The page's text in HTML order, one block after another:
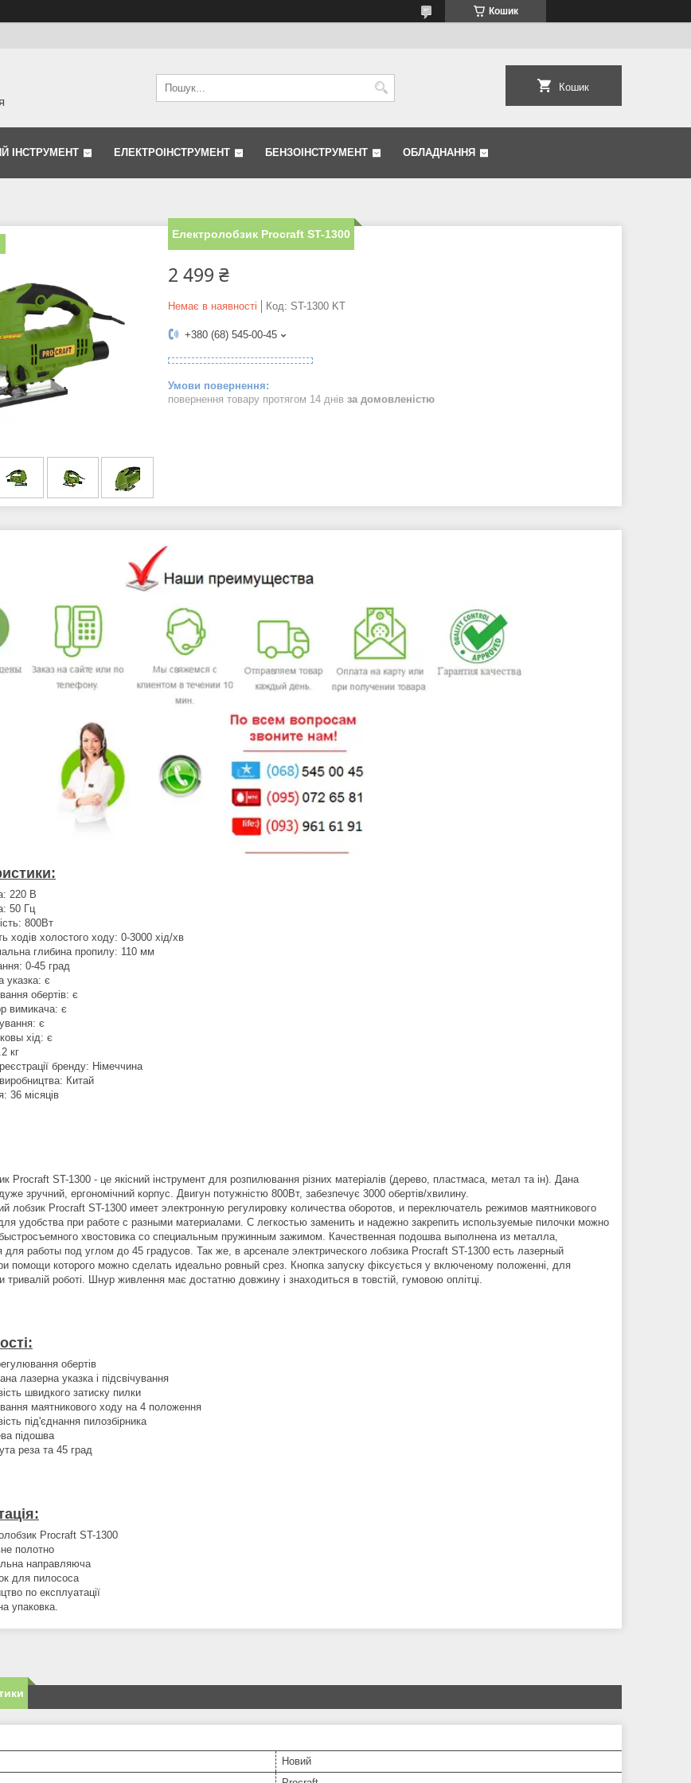
Кошик
Кошик
ІНСТРУМЕНТ ЕЛЕКТРОІНСТРУМЕНТ БЕНЗОІНСТРУМЕНТ ОБЛАДНАННЯ
Електролобзик Procraft ST-1300
2 499 ₴
Немає в наявності Код: ST-1300 KT
+380 (68) 545-00-45
повернення товару протягом 14 днів за домовленістю
220 В
50 Гц
800Вт
ходів холостого ходу: 0-3000 хід/хв
глибина пропилу: 110 мм
0-45 град
указка: є
обертів: є
вимикача: є
є
хід: є
кг
бренду: Німеччина
Китай
36 місяців
Procraft ST-1300 - це якісний інструмент для розпилювання різних матеріалів (дерево, пластмаса, метал та ін). Дана
зручний, ергономічний корпус. Двигун потужністю 800Вт, забезпечує 3000 обертів/хвилину.
лобзик Procraft ST-1300 имеет электронную регулировку количества оборотов, и переключатель режимов маятникового
удобства при работе с разными материалами. С легкостью заменить и надежно закрепить используемые пилочки можно
хвостовика со специальным пружинным зажимом. Качественная подошва выполнена из металла,
для работы под углом до 45 градусов. Так же, в арсенале электрического лобзика Procraft ST-1300 есть лазерный
помощи которого можно сделать идеально ровный срез. Кнопка запуску фіксується у включеному положенні, для
тривалій роботі. Шнур живлення має достатню довжину і знаходиться в товстій, гумовою оплітці.
обертів
лазерна указка і підсвічування
швидкого затиску пилки
маятникового ходу на 4 положення
під'єднання пилозбірника
підошва
реза та 45 град
Procraft ST-1300
полотно
направляюча
для пилососа
по експлуатації
упаковка.
Новий